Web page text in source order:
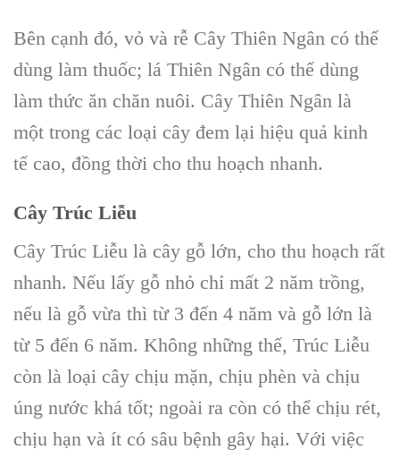
Bên cạnh đó, vỏ và rễ Cây Thiên Ngân có thể
dùng làm thuốc; lá Thiên Ngân có thể dùng
làm thức ăn chăn nuôi. Cây Thiên Ngân là
một trong các loại cây đem lại hiệu quả kinh
tế cao, đồng thời cho thu hoạch nhanh.
Cây Trúc Liễu
Cây Trúc Liễu là cây gỗ lớn, cho thu hoạch rất
nhanh. Nếu lấy gỗ nhỏ chỉ mất 2 năm trồng,
nếu là gỗ vừa thì từ 3 đến 4 năm và gỗ lớn là
từ 5 đến 6 năm. Không những thế, Trúc Liễu
còn là loại cây chịu mặn, chịu phèn và chịu
úng nước khá tốt; ngoài ra còn có thể chịu rét,
chịu hạn và ít có sâu bệnh gây hại. Với việc